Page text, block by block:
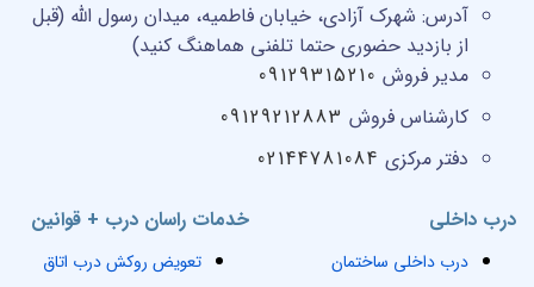
خدمات راسان درب + قوانین
تعویض روکش درب اتاق
درب داخلی
درب داخلی ساختمان
آدرس: شهرک آزادی، خیابان فاطمیه، میدان رسول الله (قبل
از بازدید حضوری حتما تلفنی هماهنگ کنید)
مدیر فروش 09129315210
کارشناس فروش 09129212883
دفتر مرکزی 02144781084